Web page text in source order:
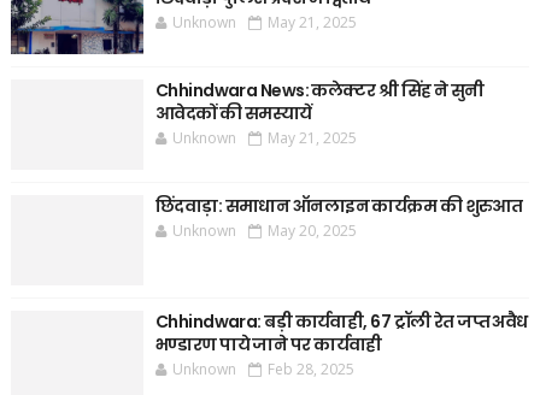
Unknown May 21, 2025
Chhindwara News: कलेक्टर श्री सिंह ने सुनी
आवेदकों की समस्यायें
Unknown May 21, 2025
छिंदवाड़ा: समाधान ऑनलाइन कार्यक्रम की शुरुआत
Unknown May 20, 2025
Chhindwara: बड़ी कार्यवाही, 67 ट्रॉली रेत जप्त अवैध
भण्डारण पाये जाने पर कार्यवाही
Unknown Feb 28, 2025